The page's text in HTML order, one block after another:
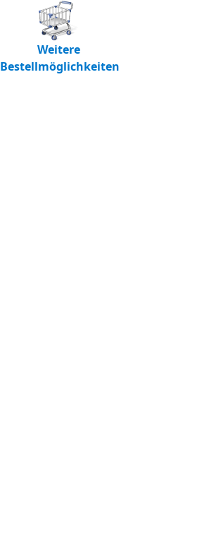
Weitere
Bestellmöglichkeiten